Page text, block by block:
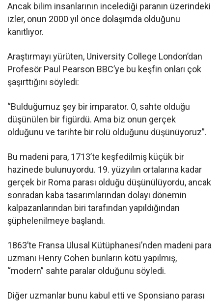
Ancak bilim insanlarının incelediği paranın üzerindeki
izler, onun 2000 yıl önce dolaşımda olduğunu
kanıtlıyor.
Araştırmayı yürüten, University College London’dan
Profesör Paul Pearson BBC’ye bu keşfin onları çok
şaşırttığını söyledi:
“Bulduğumuz şey bir imparator. O, sahte olduğu
düşünülen bir figürdü. Ama biz onun gerçek
olduğunu ve tarihte bir rolü olduğunu düşünüyoruz”.
Bu madeni para, 1713’te keşfedilmiş küçük bir
hazinede bulunuyordu. 19. yüzyılın ortalarına kadar
gerçek bir Roma parası olduğu düşünülüyordu, ancak
sonradan kaba tasarımlarından dolayı dönemin
kalpazanlarından biri tarafından yapıldığından
şüphelenilmeye başlandı.
1863’te Fransa Ulusal Kütüphanesi’nden madeni para
uzmanı Henry Cohen bunların kötü yapılmış,
“modern” sahte paralar olduğunu söyledi.
Diğer uzmanlar bunu kabul etti ve Sponsiano parası